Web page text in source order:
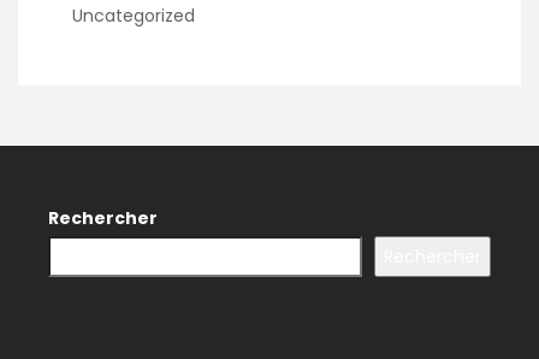
Uncategorized
Rechercher